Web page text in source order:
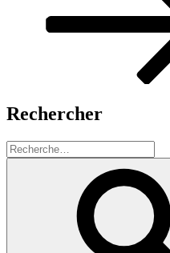
Rechercher
Recherche
pour